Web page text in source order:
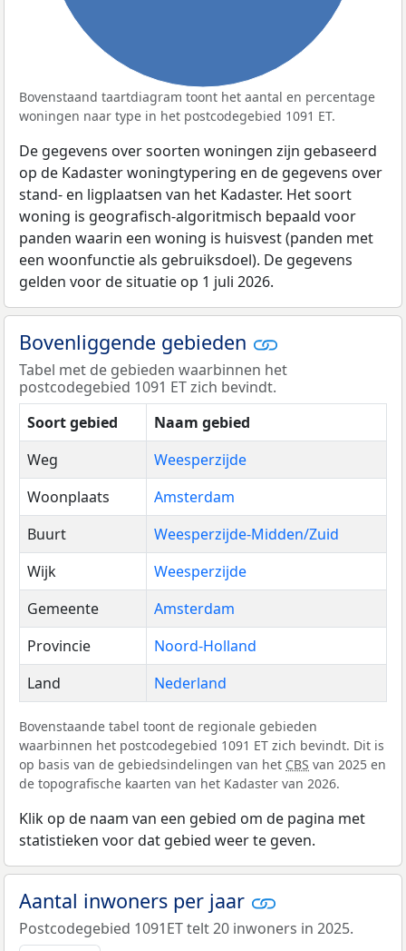
Bovenstaand taartdiagram toont het aantal en percentage
woningen naar type in het postcodegebied 1091 ET.
De gegevens over soorten woningen zijn gebaseerd
op de Kadaster woningtypering en de gegevens over
stand- en ligplaatsen van het Kadaster. Het soort
woning is geografisch-algoritmisch bepaald voor
panden waarin een woning is huisvest (panden met
een woonfunctie als gebruiksdoel). De gegevens
gelden voor de situatie op 1 juli 2026.
Bovenliggende gebieden
Tabel met de gebieden waarbinnen het
postcodegebied 1091 ET zich bevindt.
Soort gebied
Naam gebied
Weg
Weesperzijde
Woonplaats
Amsterdam
Buurt
Weesperzijde-Midden/Zuid
Wijk
Weesperzijde
Gemeente
Amsterdam
Provincie
Noord-Holland
Land
Nederland
Bovenstaande tabel toont de regionale gebieden
waarbinnen het postcodegebied 1091 ET zich bevindt. Dit is
op basis van de gebiedsindelingen van het CBS van 2025 en
de topografische kaarten van het Kadaster van 2026.
Klik op de naam van een gebied om de pagina met
statistieken voor dat gebied weer te geven.
Aantal inwoners per jaar
Postcodegebied 1091ET telt 20 inwoners in 2025.